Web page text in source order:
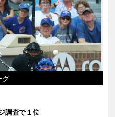
グ
調査で１位